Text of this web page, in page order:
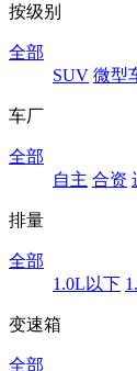
按级别
全部
SUV 微型
车厂
全部
自主 合资
排量
全部
1.0L以下
变速箱
全部